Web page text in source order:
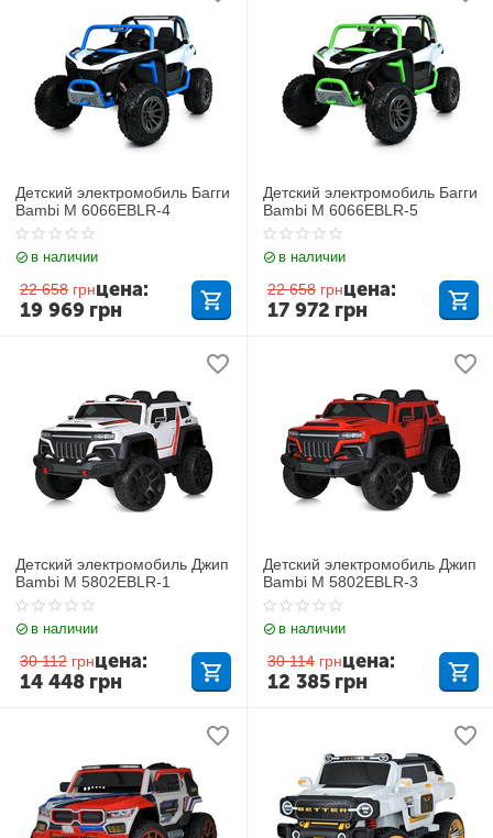
Детский электромобиль Багги
Bambi M 6066EBLR-4
в наличии
22 658 грн
19 969 грн
цена:
Детский электромобиль Багги
Bambi M 6066EBLR-5
в наличии
22 658 грн
17 972 грн
цена:
Детский электромобиль Джип
Bambi M 5802EBLR-1
в наличии
30 112 грн
14 448 грн
цена:
Детский электромобиль Джип
Bambi M 5802EBLR-3
в наличии
30 114 грн
12 385 грн
цена: